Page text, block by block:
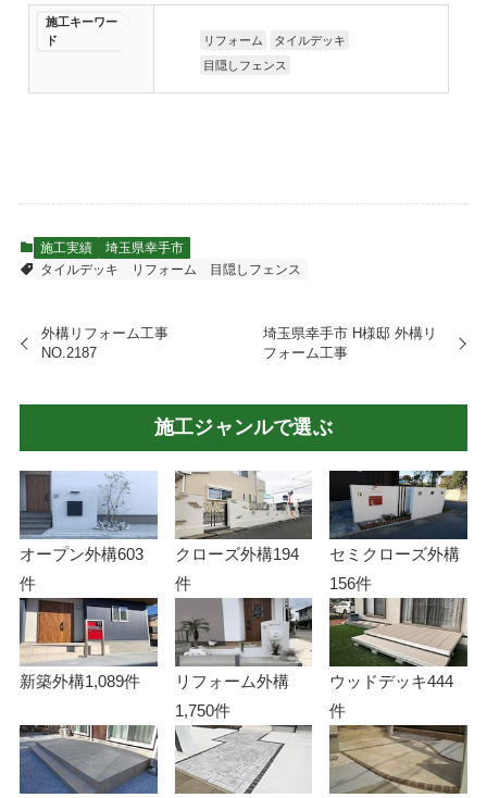
施工キーワー
ド
リフォーム
タイルデッキ
目隠しフェンス
施工実績
埼玉県幸手市
タイルデッキ
リフォーム 目隠しフェンス
外構リフォーム工事
NO.2187
埼玉県幸手市 H様邸 外構リ
フォーム工事
施工ジャンルで選ぶ
オープン外構603
件
クローズ外構194
件
セミクローズ外構
156件
新築外構1,089件
リフォーム外構
1,750件
ウッドデッキ444
件